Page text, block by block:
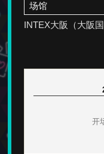
场馆
INTEX大阪（大阪
开